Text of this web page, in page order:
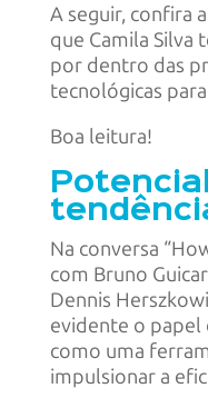
A seguir, confira
que Camila Silva
por dentro das
tecnológicas
Boa leitura!
Na conversa
com Bruno
Dennis
evidente o papel
como uma
impulsionar a